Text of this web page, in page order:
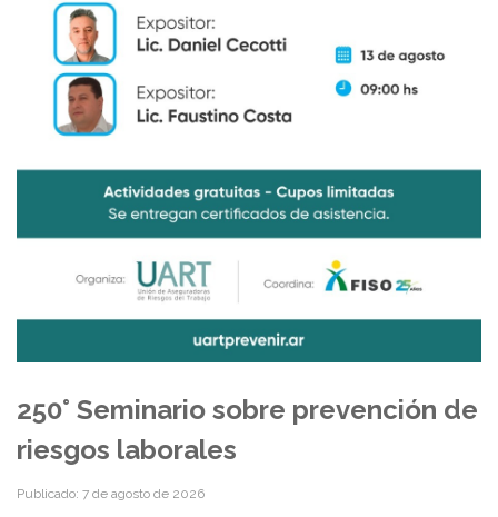
250° Seminario sobre prevención de
riesgos laborales
Publicado: 7 de agosto de 2026